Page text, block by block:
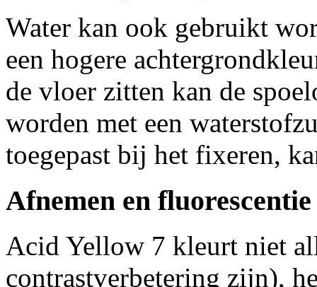
Water kan ook gebruikt
een hogere
de vloer zitten kan de
worden met een
toegepast bij het fixeren,
Afnemen en fluorescentie
Acid Yellow 7 kleurt niet
contrastverbetering zijn),